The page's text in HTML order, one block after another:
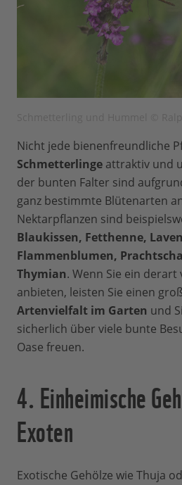
Nicht jede bienenfreundliche
Schmetterlinge attraktiv und
der bunten Falter sind
ganz bestimmte Blütenarten
Nektarpflanzen sind
Blaukissen, Fetthenne,
Flammenblumen,
Thymian. Wenn Sie ein
anbieten, leisten Sie einen
Artenvielfalt im Garten und
sicherlich über viele bunte
Oase freuen.
4. Einheimische
Exoten
Exotische Gehölze wie Thuja